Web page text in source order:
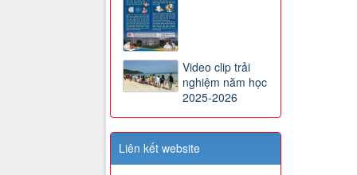
Video clip trải
nghiệm năm học
2025-2026
Liên kết website